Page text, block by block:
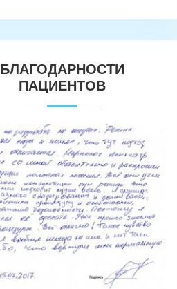
БЛАГОДАРНОСТИ
ПАЦИЕНТОВ